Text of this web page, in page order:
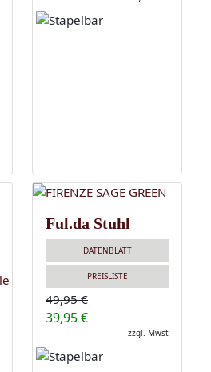
Ful.da Stuhl
DATENBLATT
PREISLISTE
49,95 €
39,95 €
zzgl. Mwst